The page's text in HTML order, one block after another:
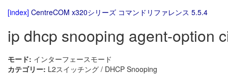
[index] CentreCOM x320シリーズ コマンドリファレンス 5.5.4
ip dhcp snooping agent-option
モード: インターフェースモード
カテゴリー: L2スイッチング / DHCP Snooping